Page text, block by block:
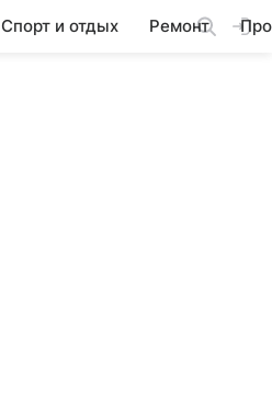
Спорт и отдых Ремонт